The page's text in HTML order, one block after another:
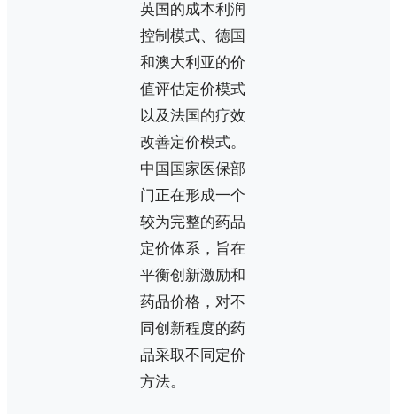
英国的成本利润
控制模式、德国
和澳大利亚的价
值评估定价模式
以及法国的疗效
改善定价模式。
中国国家医保部
门正在形成一个
较为完整的药品
定价体系，旨在
平衡创新激励和
药品价格，对不
同创新程度的药
品采取不同定价
方法。